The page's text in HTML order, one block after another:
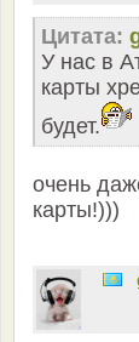
Цитата:
У нас в
карты
будет.
очень
карты!)))